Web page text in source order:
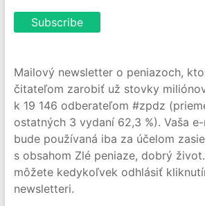
Mailový newsletter o peniazoch,
čitateľom zarobiť už stovky
k 19 146 odberateľom #zpdz
ostatných 3 vydaní 62,3 %). Vaša
bude používaná iba za účelom
s obsahom Zlé peniaze, dobrý
môžete kedykoľvek odhlásiť
newsletteri.